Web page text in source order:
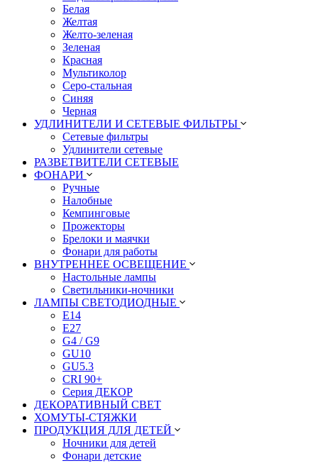
Белая
Желтая
Желто-зеленая
Зеленая
Красная
Мультиколор
Серо-стальная
Синяя
Черная
УДЛИНИТЕЛИ И СЕТЕВЫЕ ФИЛЬТРЫ
Сетевые фильтры
Удлинители сетевые
РАЗВЕТВИТЕЛИ СЕТЕВЫЕ
ФОНАРИ
Ручные
Налобные
Кемпинговые
Прожекторы
Брелоки и маячки
Фонари для работы
ВНУТРЕННЕЕ ОСВЕЩЕНИЕ
Настольные лампы
Светильники-ночники
ЛАМПЫ СВЕТОДИОДНЫЕ
E14
E27
G4 / G9
GU10
GU5.3
CRI 90+
Серия ДЕКОР
ДЕКОРАТИВНЫЙ СВЕТ
ХОМУТЫ-СТЯЖКИ
ПРОДУКЦИЯ ДЛЯ ДЕТЕЙ
Ночники для детей
Фонари детские